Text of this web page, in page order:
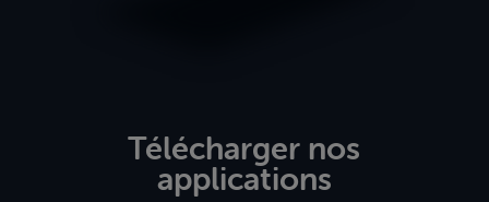
Télécharger nos
applications